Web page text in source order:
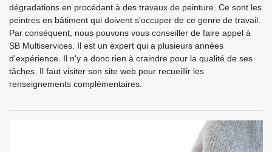
dégradations en procédant à des travaux de peinture. Ce sont les
peintres en bâtiment qui doivent s'occuper de ce genre de travail.
Par conséquent, nous pouvons vous conseiller de faire appel à
SB Multiservices. Il est un expert qui a plusieurs années
d'expérience. Il n'y a donc rien à craindre pour la qualité de ses
tâches. Il faut visiter son site web pour recueillir les
renseignements complémentaires.